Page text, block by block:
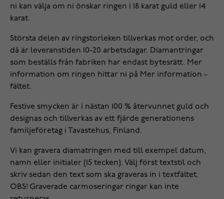
ni kan välja om ni önskar ringen i 18 karat guld eller 14
karat.
Största delen av ringstorleken tillverkas mot order, och
då är leveranstiden 10-20 arbetsdagar. Diamantringar
som beställs från fabriken har endast bytesrätt. Mer
information om ringen hittar ni på Mer information -
fältet.
Festive smycken är i nästan 100 % återvunnet guld och
designas och tillverkas av ett fjärde generationens
familjeföretag i Tavastehus, Finland.
Vi kan gravera diamatringen med till exempel datum,
namn eller initialer (15 tecken). Välj först textstil och
skriv sedan den text som ska graveras in i textfältet.
OBS! Graverade carmoseringar ringar kan inte